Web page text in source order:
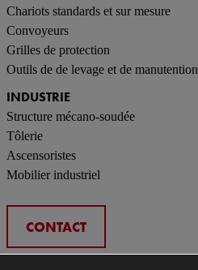
Chariots standards et sur mesure
Convoyeurs
Grilles de protection
Outils de de levage et de manutention
INDUSTRIE
Structure mécano-soudée
Tôlerie
Ascensoristes
Mobilier industriel
CONTACT